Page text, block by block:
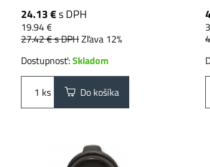
24.13 €s DPH
19.94 €
27.42 €s DPHZľava 12%
Dostupnosť:Skladom
ks Do košíka